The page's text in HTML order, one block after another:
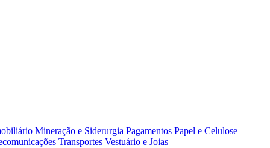
Mineração e Siderurgia Pagamentos Papel e Celulose
Transportes Vestuário e Joias